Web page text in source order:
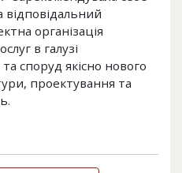
організація
в галузі
споруд якісно нового
проектування та